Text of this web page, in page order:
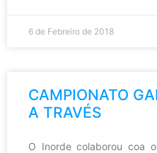
6 de Febreiro de 2018
CAMPIONATO
A TRAVÉS
O Inorde colaborou coa